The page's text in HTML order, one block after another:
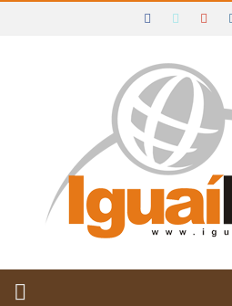
IGUAÍ E SUDOESTE DA BAHIA